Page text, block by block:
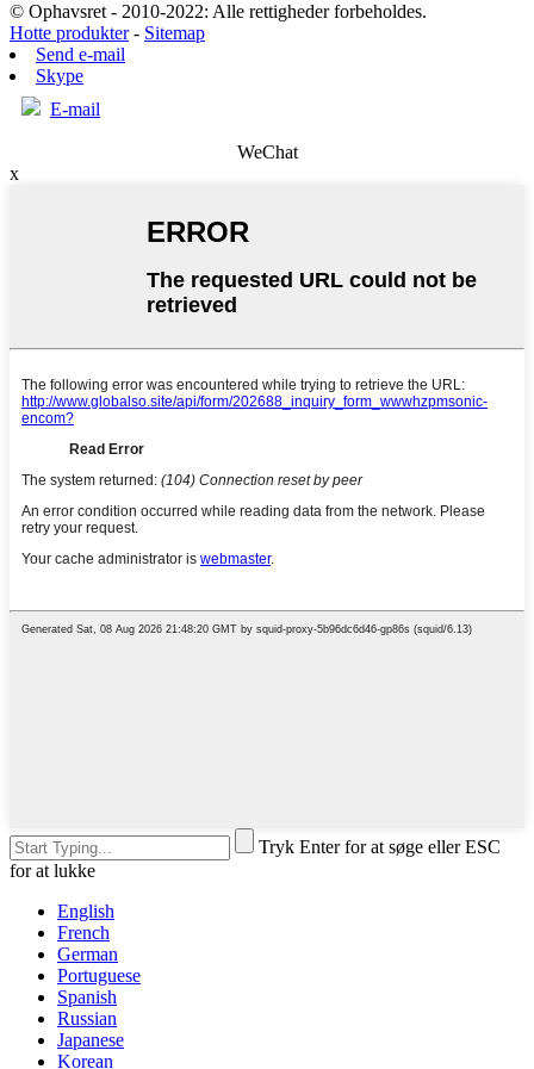
© Ophavsret - 2010-2022: Alle rettigheder forbeholdes.
Hotte produkter- Sitemap
Send e-mail
Skype
E-mail
WeChat
x
Tryk Enter for at søge eller ESC
for at lukke
English
French
German
Portuguese
Spanish
Russian
Japanese
Korean